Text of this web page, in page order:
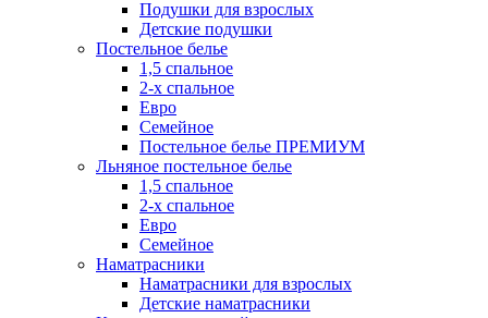
Подушки для взрослых
Детские подушки
Постельное белье
1,5 спальное
2-х спальное
Евро
Семейное
Постельное белье ПРЕМИУМ
Льняное постельное белье
1,5 спальное
2-х спальное
Евро
Семейное
Наматрасники
Наматрасники для взрослых
Детские наматрасники